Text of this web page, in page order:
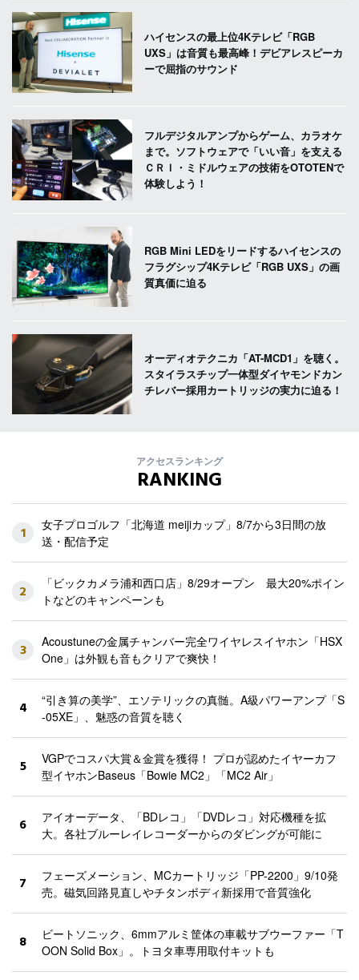
ハイセンスの最上位4Kテレビ「RGB
UXS」は音質も最高峰！デビアレスピーカ
ーで屈指のサウンド
フルデジタルアンプからゲーム、カラオケ
まで。ソフトウェアで「いい音」を支える
ＣＲＩ・ミドルウェアの技術をOTOTENで
体験しよう！
RGB Mini LEDをリードするハイセンスの
フラグシップ4Kテレビ「RGB UXS」の画
質真価に迫る
オーディオテクニカ「AT-MCD1」を聴く。
スタイラスチップ一体型ダイヤモンドカン
チレバー採用カートリッジの実力に迫る！
アクセスランキング
RANKING
1
女子プロゴルフ「北海道 meijiカップ」8/7から3日間の放
送・配信予定
2
「ビックカメラ浦和西口店」8/29オープン 最大20%ポイン
トなどのキャンペーンも
3
Acoustuneの金属チャンバー完全ワイヤレスイヤホン「HSX
One」は外観も音もクリアで爽快！
4
“引き算の美学”、エソテリックの真髄。A級パワーアンプ「S
-05XE」、魅惑の音質を聴く
5
VGPでコスパ大賞＆金賞を獲得！ プロが認めたイヤーカフ
型イヤホンBaseus「Bowie MC2」「MC2 Air」
6
アイオーデータ、「BDレコ」「DVDレコ」対応機種を拡
大。各社ブルーレイレコーダーからのダビングが可能に
7
フェーズメーション、MCカートリッジ「PP-2200」9/10発
売。磁気回路見直しやチタンボディ新採用で音質強化
8
ビートソニック、6mmアルミ筐体の車載サブウーファー「T
OON Solid Box」。トヨタ車専用取付キットも